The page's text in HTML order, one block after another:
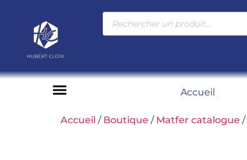
Accueil
Accueil / Boutique / Matfer catalogue /